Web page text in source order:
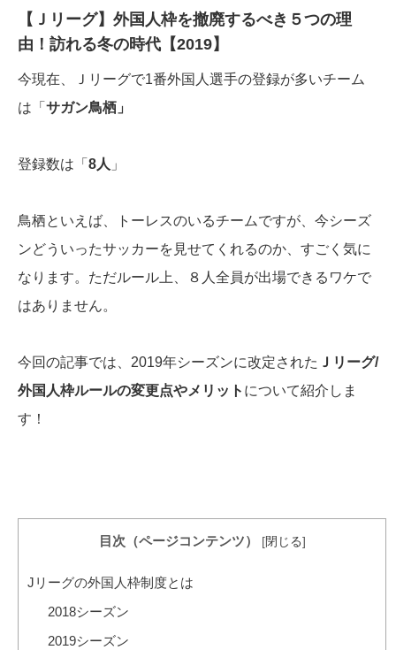
【Ｊリーグ】外国人枠を撤廃するべき５つの理
由！訪れる冬の時代【2019】
今現在、Ｊリーグで1番外国人選手の登録が多いチーム
は「 サガン鳥栖」
登録数は「 8人 」
鳥栖といえば、トーレスのいるチームですが、今シーズ
ンどういったサッカーを見せてくれるのか、すごく気に
なります。ただルール上、８人全員が出場できるワケで
はありません。
今回の記事では、2019年シーズンに改定された Ｊリーグ/
外国人枠ルールの変更点やメリット について紹介しま
す！
目次（ページコンテンツ） [閉じる]
Jリーグの外国人枠制度とは
2018シーズン
2019シーズン